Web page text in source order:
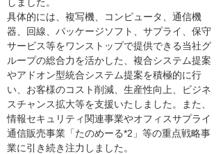
具体的には、複写機、コンピュータ、通信機
器、回線、パッケージソフト、サプライ、保守
サービス等をワンストップで提供できる当社グ
ループの総合力を活かした、複合システム提案
やアドオン型統合システム提案を積極的に行
い、お客様のコスト削減、生産性向上、ビジネ
スチャンス拡大等を支援いたしました。また、
情報セキュリティ関連事業やオフィスサプライ
通信販売事業「たのめーる*2」等の重点戦略事
業に引き続き注力しました。